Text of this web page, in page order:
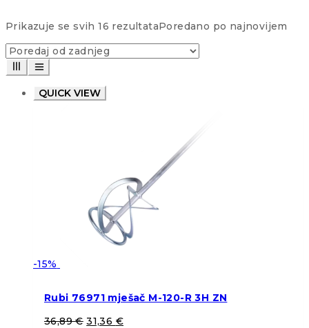
Prikazuje se svih 16 rezultataPoredano po najnovijem
QUICK VIEW
-15%
Rubi 76971 mješač M-120-R 3H ZN
36,89€ 31,36 €